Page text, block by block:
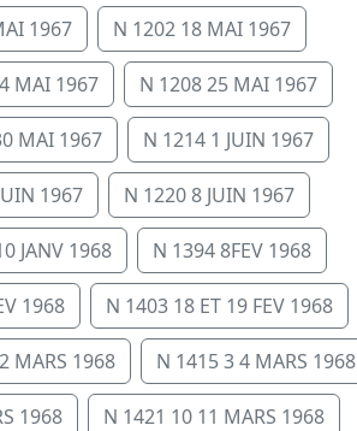
1967 N 1202 18 MAI 1967
MAI 1967 N 1208 25 MAI 1967
MAI 1967 N 1214 1 JUIN 1967
1967 N 1220 8 JUIN 1967
JANV 1968 N 1394 8FEV 1968
1968 N 1403 18 ET 19 FEV 1968
MARS 1968 N 1415 3 4 MARS 1968
1968 N 1421 10 11 MARS 1968